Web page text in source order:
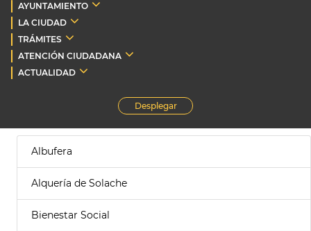
AYUNTAMIENTO
LA CIUDAD
TRÁMITES
ATENCIÓN CIUDADANA
ACTUALIDAD
Desplegar
Albufera
Alquería de Solache
Bienestar Social